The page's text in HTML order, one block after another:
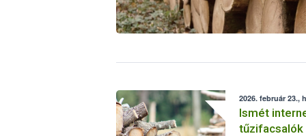
2026. február 23.,
Ismét
tűzifacsalók